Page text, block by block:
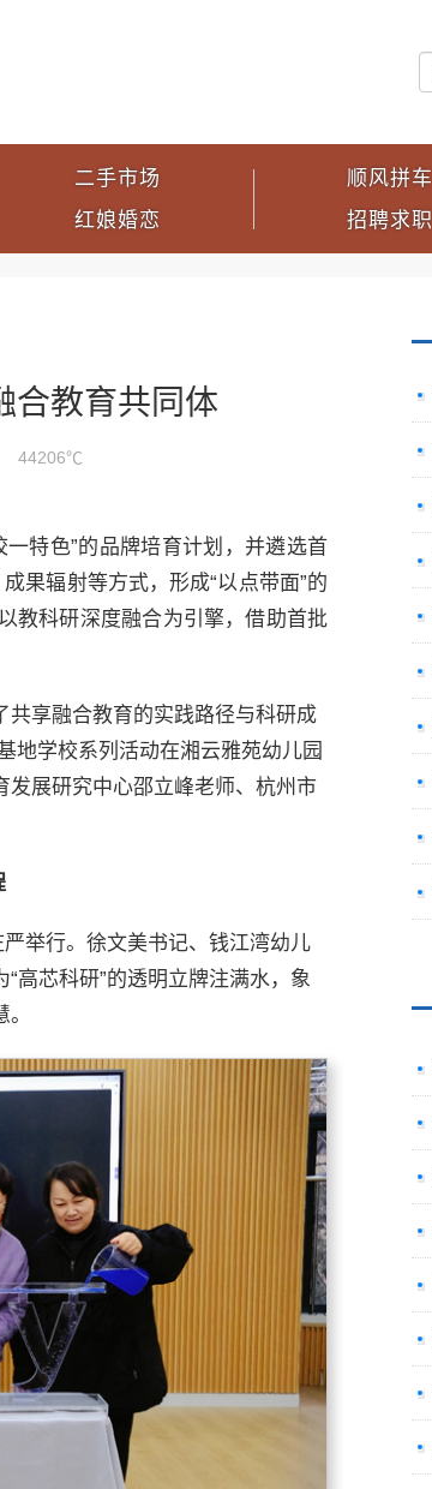
二手市场
红娘婚恋
顺风拼车
招聘求职
合教育共同体
44206℃
特色”的品牌培育计划，并遴选首
果辐射等方式，形成“以点带面”的
教科研深度融合为引擎，借助首批
共享融合教育的实践路径与科研成
地学校系列活动在湘云雅苑幼儿园
展研究中心邵立峰老师、杭州市
举行。徐文美书记、钱江湾幼儿
高芯科研”的透明立牌注满水，象